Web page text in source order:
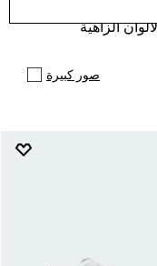
خاصة عبر
الزاهية
صور كبيرة